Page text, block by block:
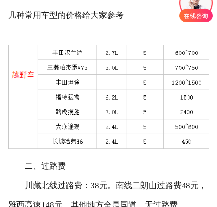
几种常用车型的价格给大家参考
二、过路费
川藏北线过路费：38元。南线二朗山过路费48元，
雅西高速148元，其他地方全是国道，无过路费。